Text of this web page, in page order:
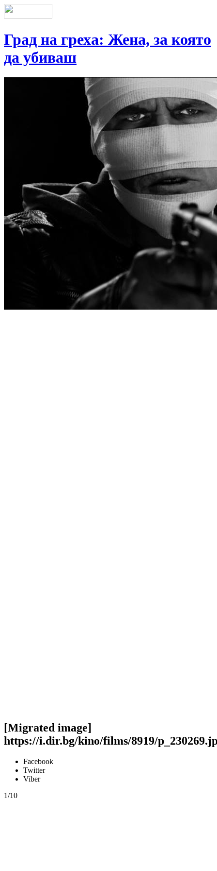
Град на греха: Жена, за която
да убиваш
[Migrated image]
https://i.dir.bg/kino/films/8919/
Facebook
Twitter
Viber
1/10